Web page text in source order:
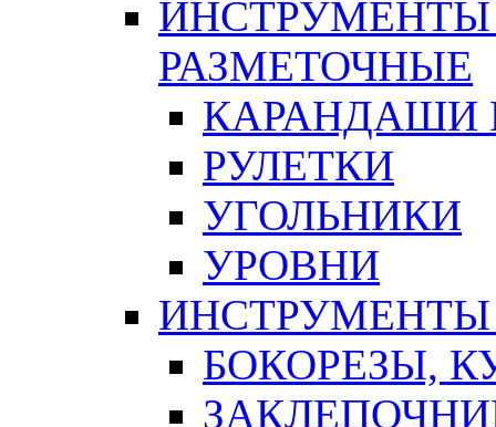
ИНСТРУМЕНТЫ
РАЗМЕТОЧНЫЕ
КАРАНДАШИ
РУЛЕТКИ
УГОЛЬНИКИ
УРОВНИ
БОКОРЕЗЫ,